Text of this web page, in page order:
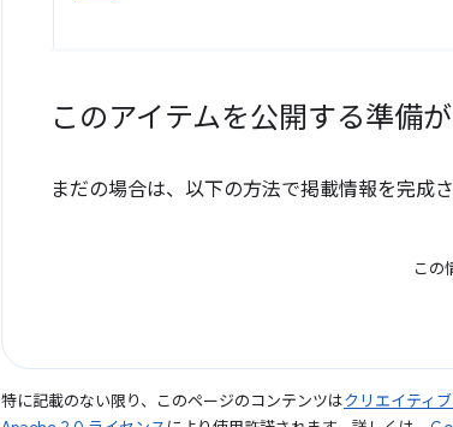
このアイテムを公開する準備が
まだの場合は、以下の方法で掲載情報を完成
この
特に記載のない限り、このページのコンテンツはクリエイティ